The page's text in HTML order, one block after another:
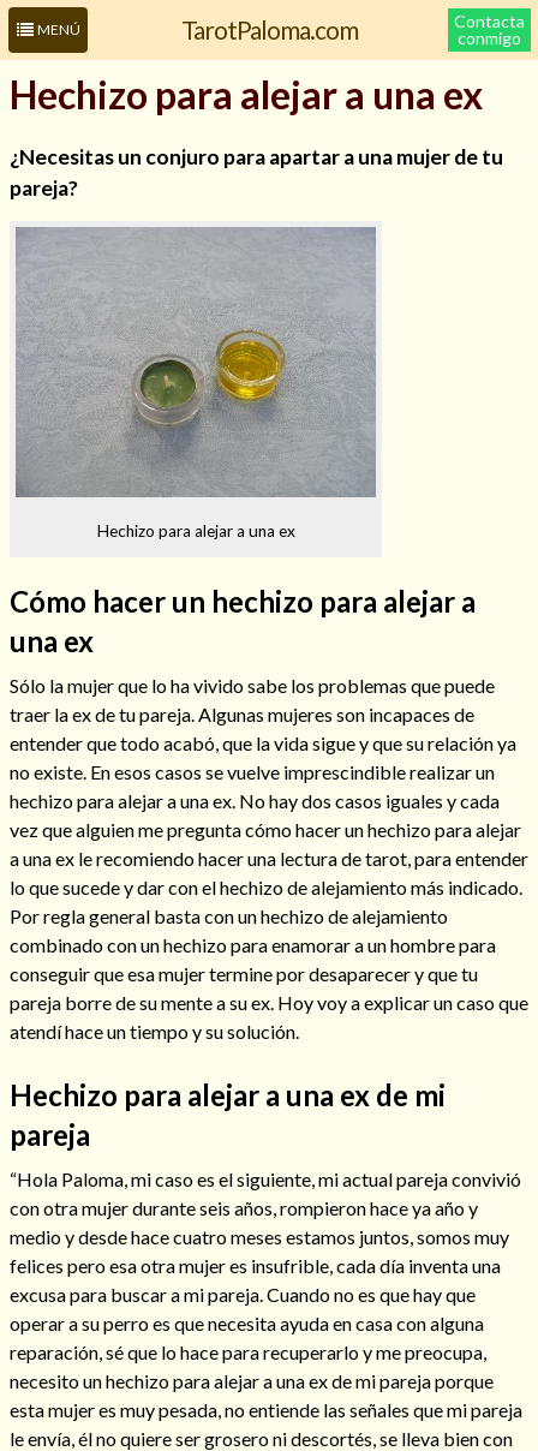
MENÚ TarotPaloma.com
Contacta
conmigo
Leer más sobre mí
Amarre para recuperar a mi pareja
Cómo alejar a la amante de mi esposo
Hechizo para alejar a una ex
¿Necesitas un conjuro para apartar a una mujer de tu
pareja?
Hechizo para alejar a una ex
Cómo hacer un hechizo para alejar a
una ex
Sólo la mujer que lo ha vivido sabe los problemas que puede
traer la ex de tu pareja. Algunas mujeres son incapaces de
entender que todo acabó, que la vida sigue y que su relación ya
no existe. En esos casos se vuelve imprescindible realizar un
hechizo para alejar a una ex. No hay dos casos iguales y cada
vez que alguien me pregunta cómo hacer un hechizo para alejar
a una ex le recomiendo hacer una lectura de tarot, para entender
lo que sucede y dar con el hechizo de alejamiento más indicado.
Por regla general basta con un hechizo de alejamiento
combinado con un hechizo para enamorar a un hombre para
conseguir que esa mujer termine por desaparecer y que tu
pareja borre de su mente a su ex. Hoy voy a explicar un caso que
atendí hace un tiempo y su solución.
Hechizo para alejar a una ex de mi
pareja
“Hola Paloma, mi caso es el siguiente, mi actual pareja convivió
con otra mujer durante seis años, rompieron hace ya año y
medio y desde hace cuatro meses estamos juntos, somos muy
felices pero esa otra mujer es insufrible, cada día inventa una
excusa para buscar a mi pareja. Cuando no es que hay que
operar a su perro es que necesita ayuda en casa con alguna
reparación, sé que lo hace para recuperarlo y me preocupa,
necesito un hechizo para alejar a una ex de mi pareja porque
esta mujer es muy pesada, no entiende las señales que mi pareja
le envía, él no quiere ser grosero ni descortés, se lleva bien con